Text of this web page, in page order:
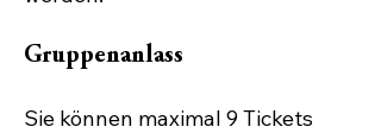
Gruppenanlass
Sie können maximal 9 Tickets